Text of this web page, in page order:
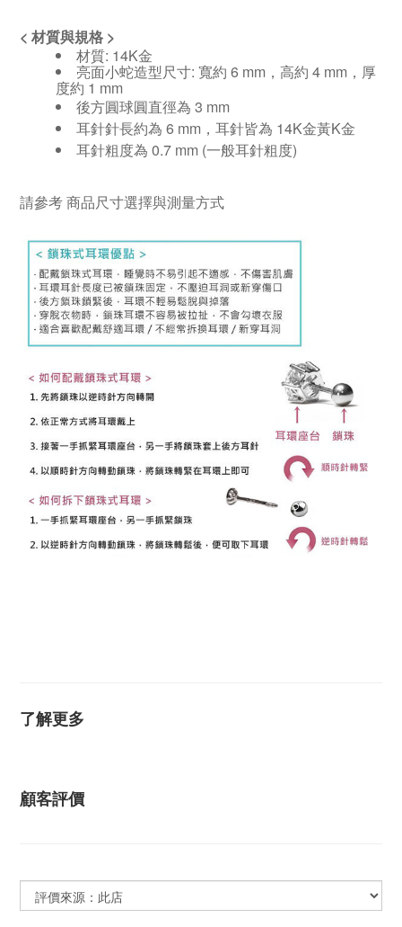
< 材質與規格 >
材質: 14K金
亮面小蛇造型尺寸: 寬約 6 mm，高約 4 mm，厚
度約 1 mm
後方圓球圓直徑為 3 mm
耳針針長約為 6 mm，耳針皆為 14K金黃K金
耳針粗度為 0.7 mm (一般耳針粗度)
請參考商品尺寸選擇與測量方式
了解更多
顧客評價